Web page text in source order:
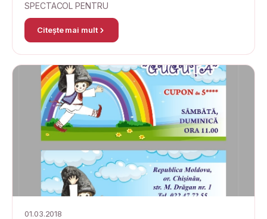
SPECTACOL PENTRU
Citește mai mult
01.03.2018